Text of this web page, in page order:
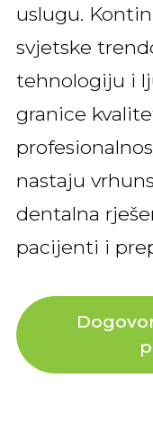
uslugu.
svjetske
tehnologiju i
granice
nastaju
dentalna
pacijenti i